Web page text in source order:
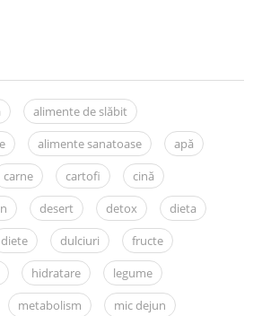
alimente de slăbit
alimente sanatoase
apă
carne cartofi
cină
desert detox
dieta
diete dulciuri
fructe
hidratare
legume
metabolism
mic dejun